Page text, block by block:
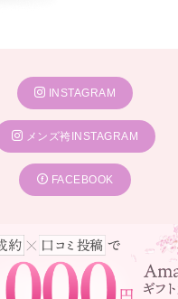
INSTAGRAM
メンズ袴INSTAGRAM
FACEBOOK